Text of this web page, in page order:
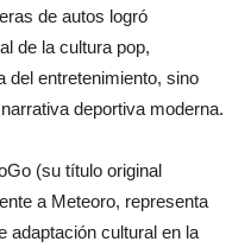
de autos logró
de la cultura pop,
del entretenimiento, sino
deportiva moderna.
(su título original
a Meteoro, representa
adaptación cultural en la